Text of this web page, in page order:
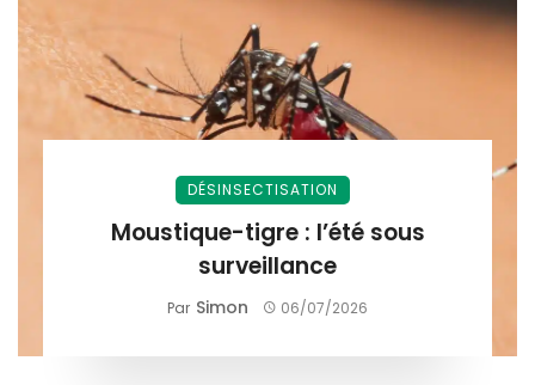
DÉSINSECTISATION
Moustique-tigre : l’été sous
surveillance
Par Simon 06/07/2026